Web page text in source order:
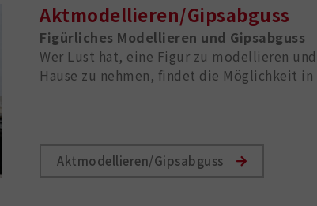
Aktmodellieren/Gipsabguss
Figürliches Modellieren und Gipsabguss
Wer Lust hat, eine Figur zu modellieren
Hause zu nehmen, findet die Möglichkeit
Aktmodellieren/Gipsabguss